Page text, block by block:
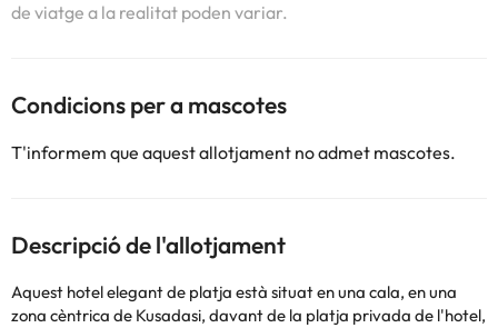
de viatge a la realitat poden variar.
Condicions per a mascotes
T'informem que aquest allotjament no admet mascotes.
Descripció de l'allotjament
Aquest hotel elegant de platja està situat en una cala, en una
zona cèntrica de Kusadasi, davant de la platja privada de l'hotel,